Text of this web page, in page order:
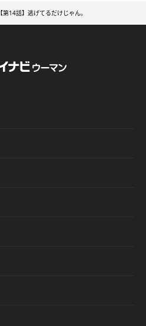
【第14話】逃げてるだけじゃん。